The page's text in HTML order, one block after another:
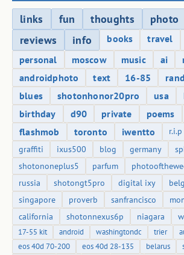
links fun thoughts photo
reviews
info books travel
personal
moscow music ai
androidphoto
text 16-85
blues
shotonhonor20pro usa
birthday
d90 private poems
flashmob
toronto iwentto r.i.p
graffiti
ixus500 blog germany
shotononeplus5
parfum
russia
shotongt5pro digital ixy
singapore
proverb sanfrancisco
california
shotonnexus6p niagara
17-55 kit android washingtondc trier
eos 40d 70-200
eos 40d 28-135 belarus